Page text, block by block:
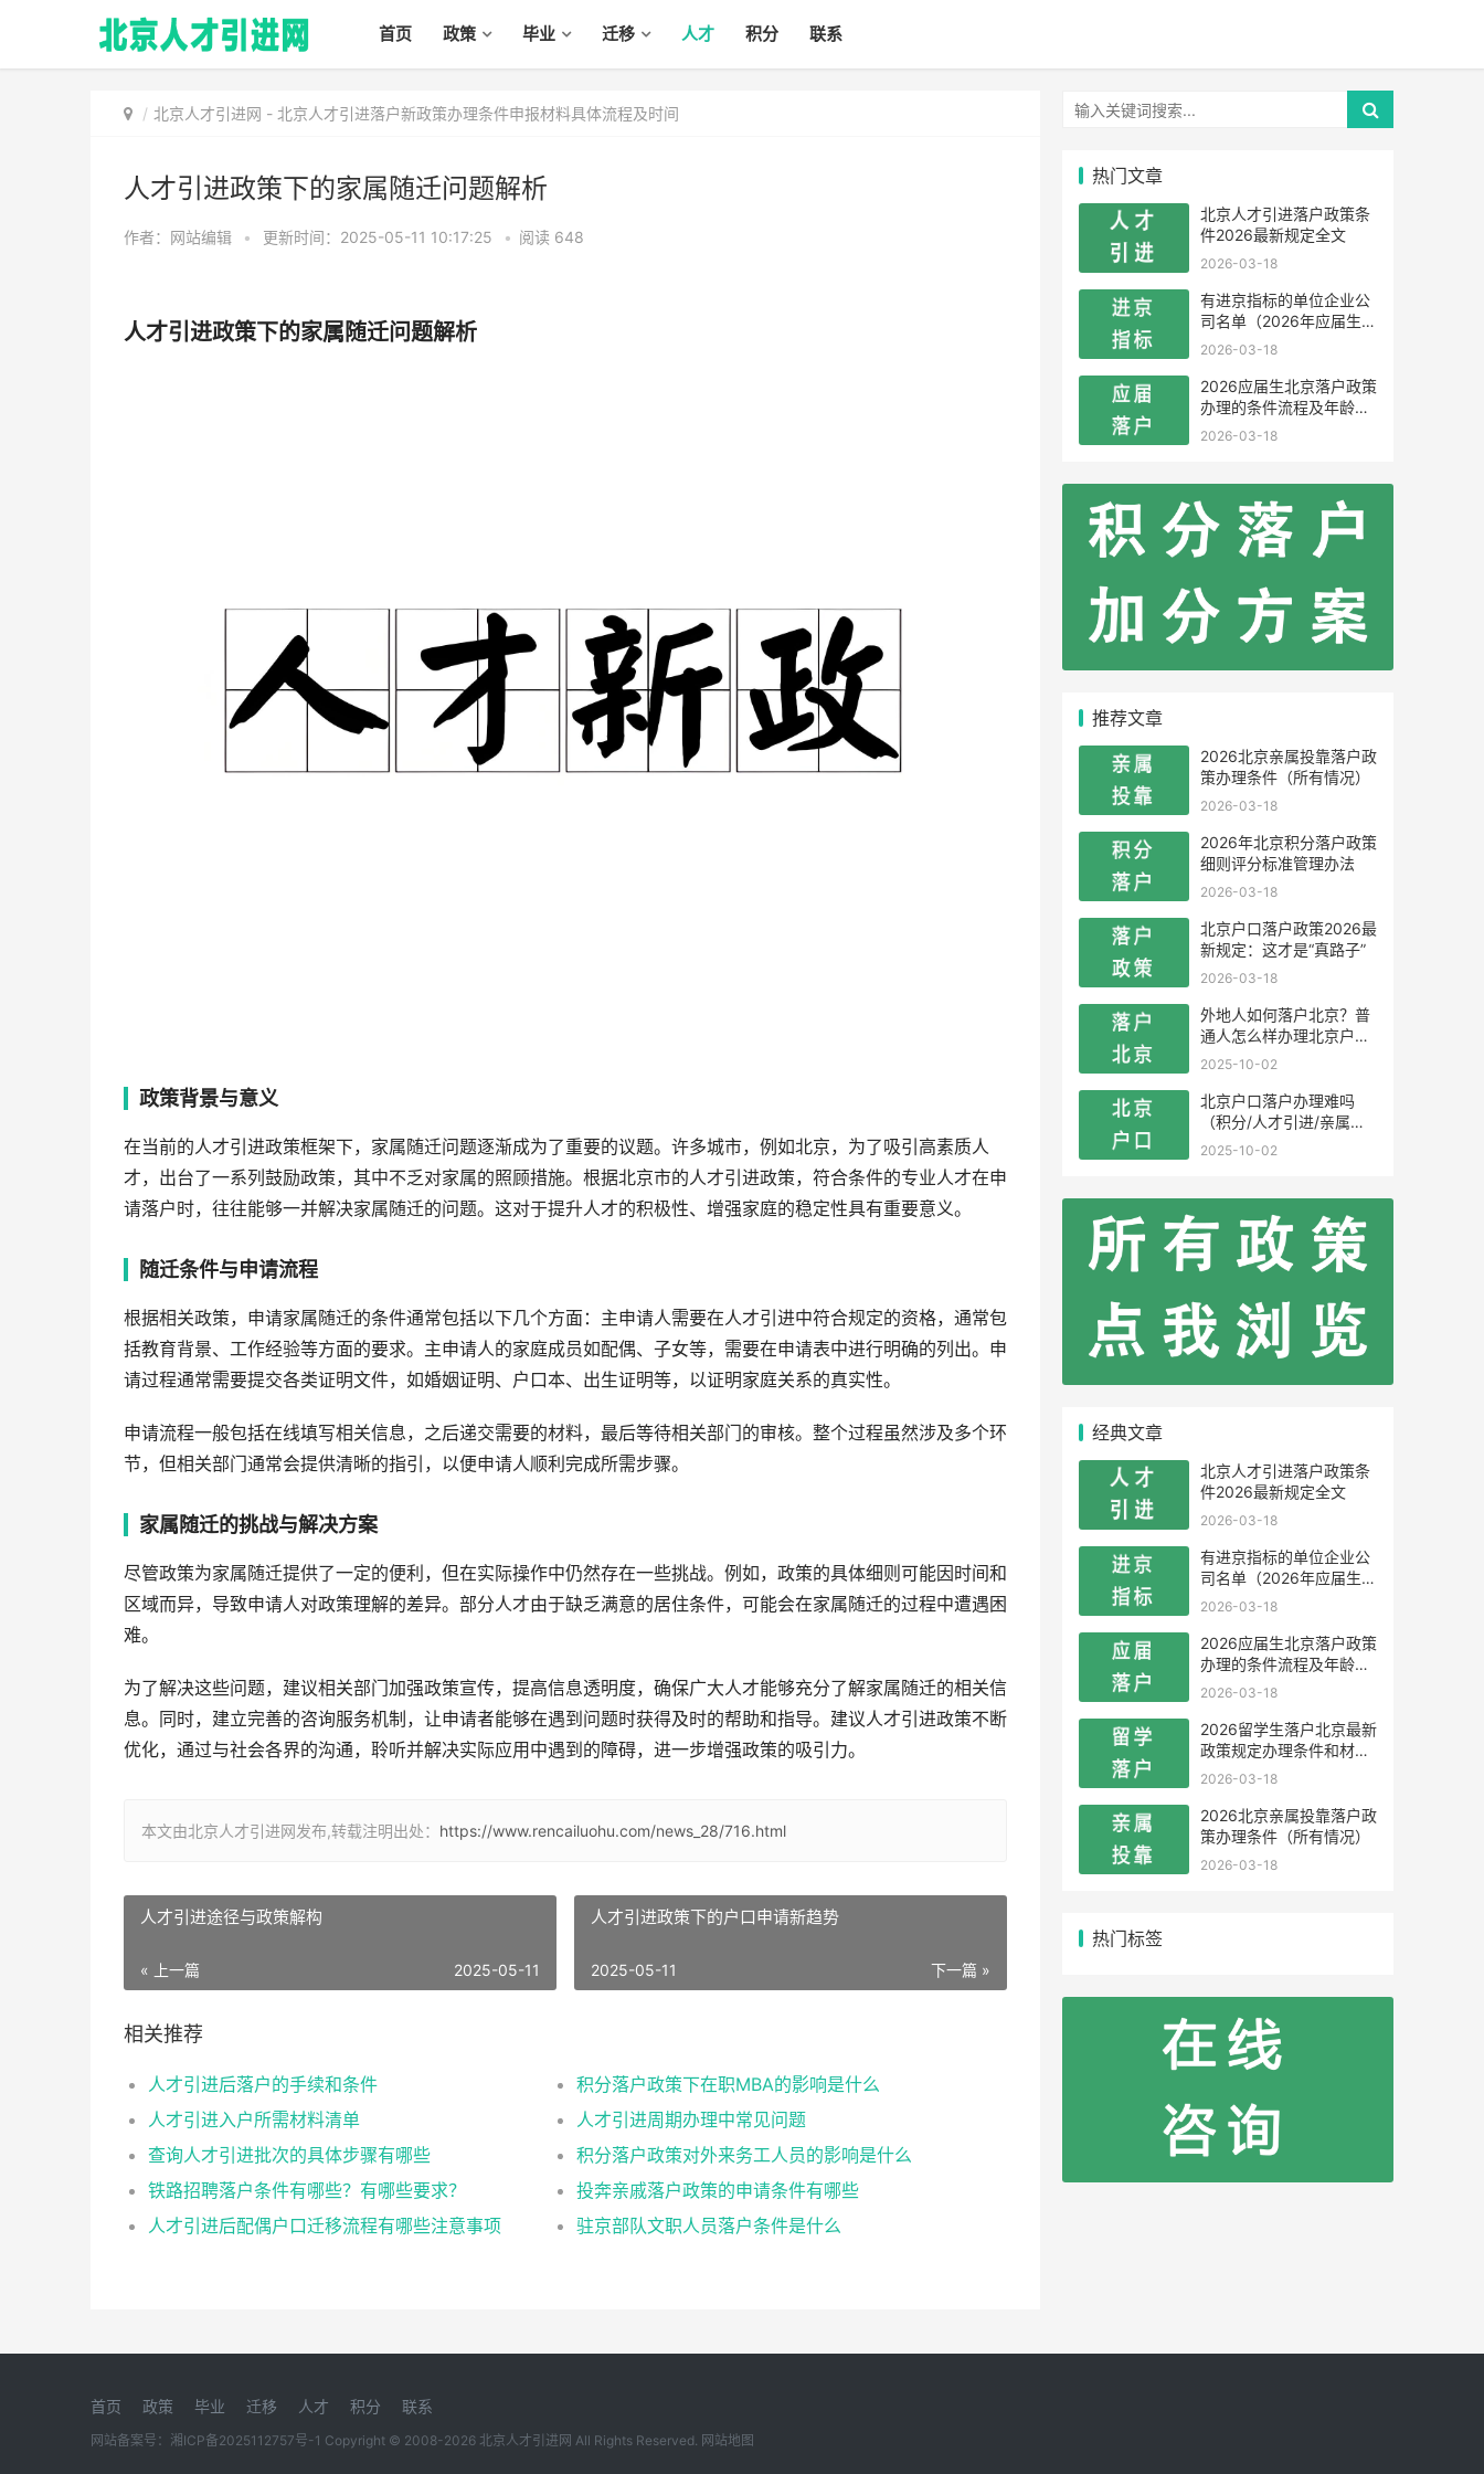
首页 政策 毕业 迁移 人才 积分 联系
北京人才引进网 - 北京人才引进落户新政策办理条件申报材料具体流程及时间
人才引进政策下的家属随迁问题解析
作者：网站编辑 • 更新时间：2025-05-11 10:17:25 • 阅读 648
人才引进政策下的家属随迁问题解析
政策背景与意义
在当前的人才引进政策框架下，家属随迁问题逐渐成为了重要的议题。许多城市，例如北京，为了吸引高素质人
才，出台了一系列鼓励政策，其中不乏对家属的照顾措施。根据北京市的人才引进政策，符合条件的专业人才在申
请落户时，往往能够一并解决家属随迁的问题。这对于提升人才的积极性、增强家庭的稳定性具有重要意义。
随迁条件与申请流程
根据相关政策，申请家属随迁的条件通常包括以下几个方面：主申请人需要在人才引进中符合规定的资格，通常包
括教育背景、工作经验等方面的要求。主申请人的家庭成员如配偶、子女等，需要在申请表中进行明确的列出。申
请过程通常需要提交各类证明文件，如婚姻证明、户口本、出生证明等，以证明家庭关系的真实性。
申请流程一般包括在线填写相关信息，之后递交需要的材料，最后等待相关部门的审核。整个过程虽然涉及多个环
节，但相关部门通常会提供清晰的指引，以便申请人顺利完成所需步骤。
家属随迁的挑战与解决方案
尽管政策为家属随迁提供了一定的便利，但在实际操作中仍然存在一些挑战。例如，政策的具体细则可能因时间和
区域而异，导致申请人对政策理解的差异。部分人才由于缺乏满意的居住条件，可能会在家属随迁的过程中遭遇困
难。
为了解决这些问题，建议相关部门加强政策宣传，提高信息透明度，确保广大人才能够充分了解家属随迁的相关信
息。同时，建立完善的咨询服务机制，让申请者能够在遇到问题时获得及时的帮助和指导。建议人才引进政策不断
优化，通过与社会各界的沟通，聆听并解决实际应用中遇到的障碍，进一步增强政策的吸引力。
本文由北京人才引进网发布,转载注明出处： https://www.rencailuohu.com/news_28/716.html
人才引进途径与政策解构
« 上一篇 2025-05-11
人才引进政策下的户口申请新趋势
下一篇 »
2025-05-11
相关推荐
人才引进后落户的手续和条件
积分落户政策下在职MBA的影响是什么
人才引进入户所需材料清单
人才引进周期办理中常见问题
查询人才引进批次的具体步骤有哪些
积分落户政策对外来务工人员的影响是什么
铁路招聘落户条件有哪些？有哪些要求？
投奔亲戚落户政策的申请条件有哪些
人才引进后配偶户口迁移流程有哪些注意事项
驻京部队文职人员落户条件是什么
热门文章
北京人才引进落户政策条
件2026最新规定全文
2026-03-18
有进京指标的单位企业公
司名单（2026年应届生留
学生）
2026-03-18
2026应届生北京落户政策
办理的条件流程及年龄限
制
2026-03-18
推荐文章
2026北京亲属投靠落户政
策办理条件（所有情况）
2026-03-18
2026年北京积分落户政策
细则评分标准管理办法
2026-03-18
北京户口落户政策2026最
新规定：这才是“真路子”
2026-03-18
外地人如何落户北京？普
通人怎么样办理北京户
口？
2025-10-02
北京户口落户办理难吗
（积分/人才引进/亲属投
靠）
2025-10-02
经典文章
北京人才引进落户政策条
件2026最新规定全文
2026-03-18
有进京指标的单位企业公
司名单（2026年应届生留
学生）
2026-03-18
2026应届生北京落户政策
办理的条件流程及年龄限
制
2026-03-18
2026留学生落户北京最新
政策规定办理条件和材料
及流程
2026-03-18
2026北京亲属投靠落户政
策办理条件（所有情况）
2026-03-18
热门标签
首页 政策 毕业 迁移 人才 积分 联系
网站备案号： 湘ICP备2025112757号-1 Copyright © 2008-2026 北京人才引进网 All Rights Reserved. 网站地图